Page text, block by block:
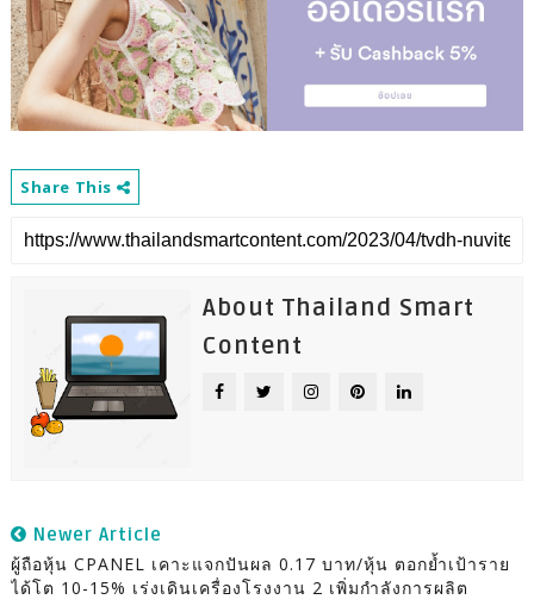
Share This
About Thailand Smart
Content
Newer Article
ผู้ถือหุ้น CPANEL เคาะแจกปันผล 0.17 บาท/หุ้น ตอกย้ำเป้าราย
ได้โต 10-15% เร่งเดินเครื่องโรงงาน 2 เพิ่มกำลังการผลิต